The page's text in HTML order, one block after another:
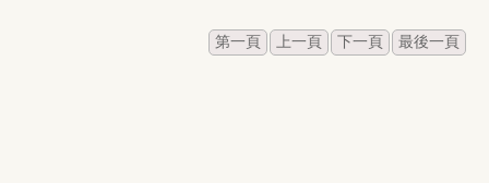
第一頁 上一頁 下一頁 最後一頁